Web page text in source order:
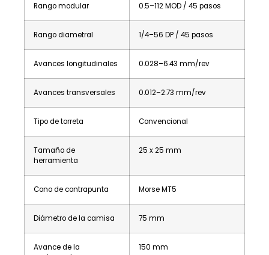
Rango modular 0.5–112 MOD / 45 pasos
Rango diametral 1/4–56 DP / 45 pasos
Avances longitudinales 0.028–6.43 mm/rev
Avances transversales 0.012–2.73 mm/rev
Tipo de torreta Convencional
Tamaño de
herramienta
25 x 25 mm
Cono de contrapunta Morse MT5
Diámetro de la camisa 75 mm
Avance de la
150 mm